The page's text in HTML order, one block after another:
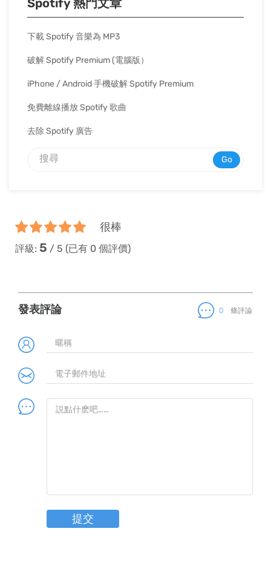
Spotify 熱門文章
下載 Spotify 音樂為 MP3
破解 Spotify Premium (電腦版）
iPhone / Android 手機破解 Spotify Premium
免費離線播放 Spotify 歌曲
去除 Spotify 廣告
Go
很棒
評級: 5 / 5 (已有 0 個評價)
發表評論 0 條評論
提交